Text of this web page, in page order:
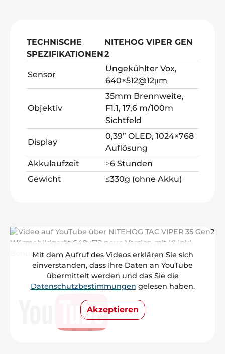
TECHNISCHE
SPEZIFIKATIONEN
NITEHOG VIPER GEN
2
Sensor
Ungekühlter Vox,
640×512@12μm
Objektiv
35mm Brennweite,
F1.1, 17,6 m/100m
Sichtfeld
Display
0,39” OLED, 1024×768
Auflösung
Akkulaufzeit
≥6 Stunden
Gewicht
≤330g (ohne Akku)
Mit dem Aufruf des Videos erklären Sie sich
einverstanden, dass Ihre Daten an YouTube
übermittelt werden und das Sie die
Datenschutzbestimmungen gelesen haben.
Akzeptieren